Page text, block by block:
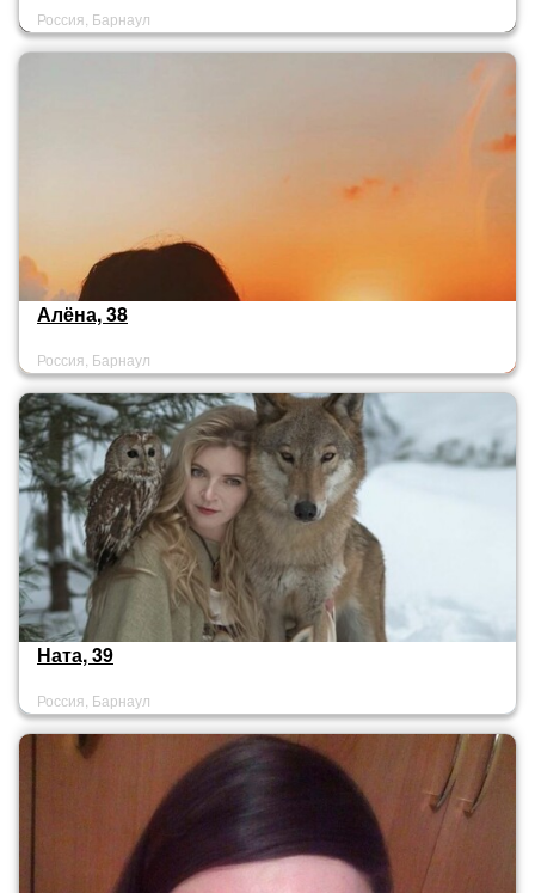
Россия, Барнаул
Алёна, 38
Россия, Барнаул
Ната, 39
Россия, Барнаул